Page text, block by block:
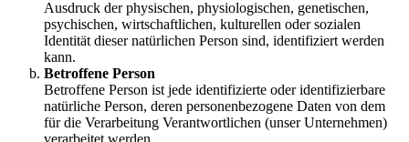
Ausdruck der physischen, physiologischen, genetischen,
psychischen, wirtschaftlichen, kulturellen oder sozialen
Identität dieser natürlichen Person sind, identifiziert werden
kann.
Betroffene Person
Betroffene Person ist jede identifizierte oder identifizierbare
natürliche Person, deren personenbezogene Daten von dem
für die Verarbeitung Verantwortlichen (unser Unternehmen)